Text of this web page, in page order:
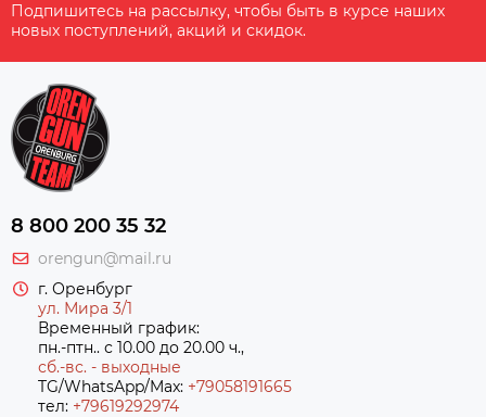
Подпишитесь на рассылку, чтобы быть в курсе наших
новых поступлений, акций и скидок.
8 800 200 35 32
orengun@mail.ru
г. Оренбург
ул. Мира 3/1
Временный график:
пн.-птн.. с 10.00 до 20.00 ч.,
сб.-вс. - выходные
TG/WhatsApp/Max: +79058191665
тел: +79619292974